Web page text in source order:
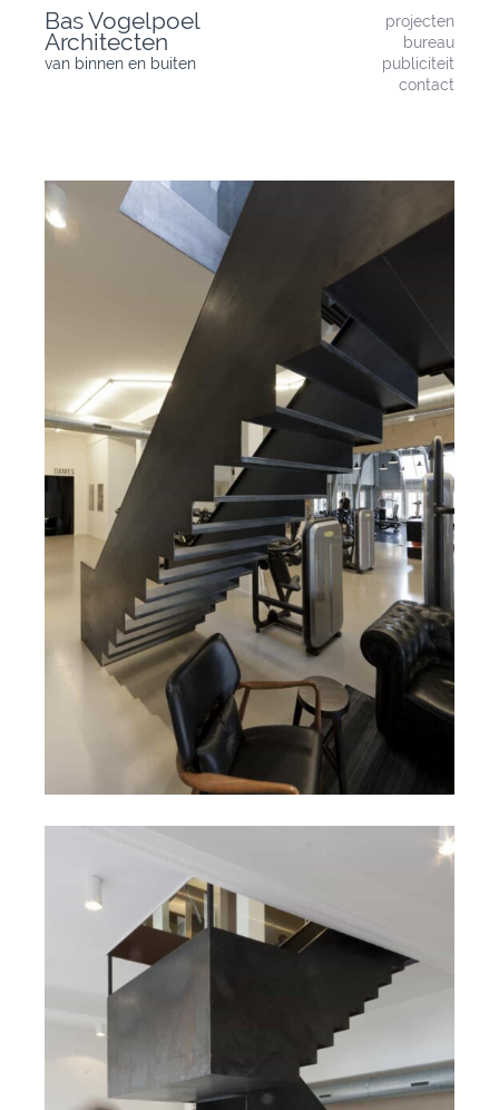
content
Bas Vogelpoel
Architecten
van binnen en buiten
projecten
bureau
publiciteit
contact